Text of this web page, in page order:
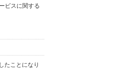
ビスに関する
たことになり